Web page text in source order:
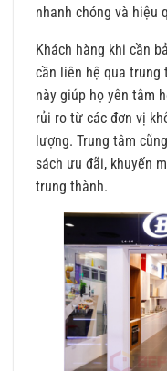
nhanh chóng và hiệu
Khách hàng khi cần
cần liên hệ qua trung
này giúp họ yên tâm
rủi ro từ các đơn vị
lượng. Trung tâm
sách ưu đãi, khuyến
trung thành.